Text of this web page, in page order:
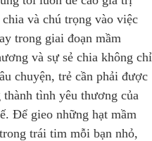
và chú trọng vào việc
trong giai đoạn mầm
và sự sẻ chia không chỉ
chuyện, trẻ cần phải được
tình yêu thương của
Để gieo những hạt mầm
trái tim mỗi bạn nhỏ,